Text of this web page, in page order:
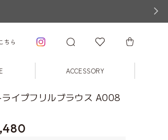
ちら
ACCESSORY
ライプフリルブラウス A008